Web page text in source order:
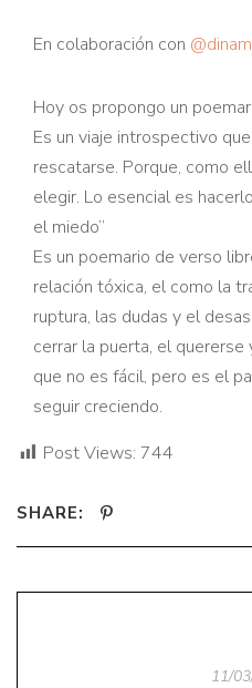
En colaboración con
Hoy os propongo un
Es un viaje introspectivo
rescatarse. Porque, como
elegir. Lo esencial es
el miedo”
Es un poemario de verso
relación tóxica, el como la
ruptura, las dudas y el
cerrar la puerta, el quererse
que no es fácil, pero es el
seguir creciendo.
Post Views: 744
SHARE:
11/